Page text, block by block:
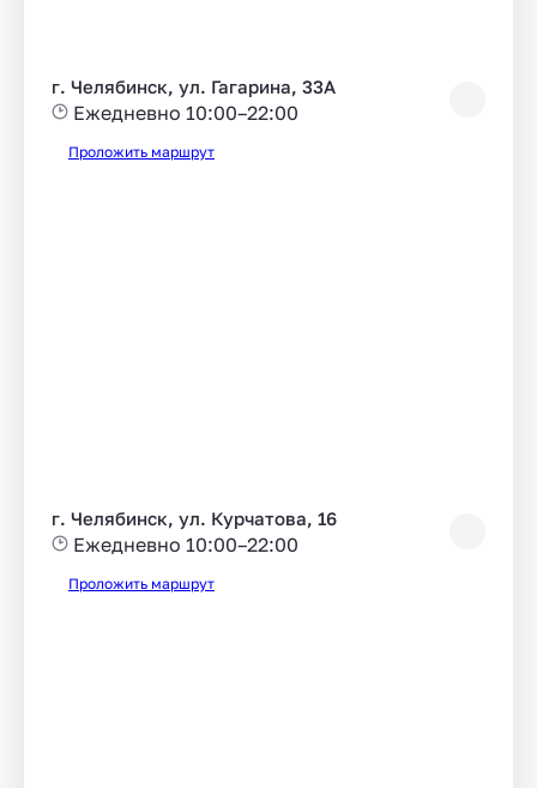
г. Челябинск, ул. Гагарина, 33А
Ежедневно 10:00–22:00
Проложить маршрут
г. Челябинск, ул. Курчатова, 16
Ежедневно 10:00–22:00
Проложить маршрут